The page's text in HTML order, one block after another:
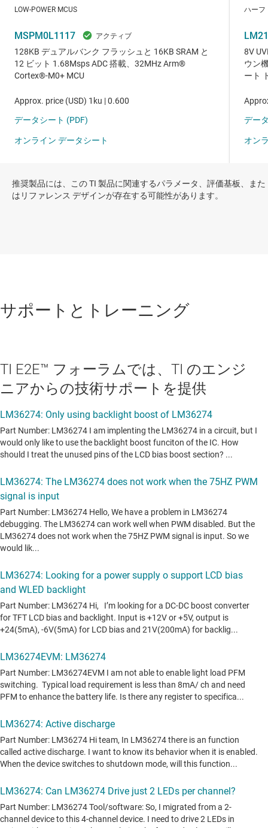
推奨製品には、この TI 製品に関連するパラメータ、評価基板、また
はリファレンス デザインが存在する可能性があります。
サポートとトレーニング
TI E2E™ フォーラムでは、TI のエンジ
ニアからの技術サポートを提供